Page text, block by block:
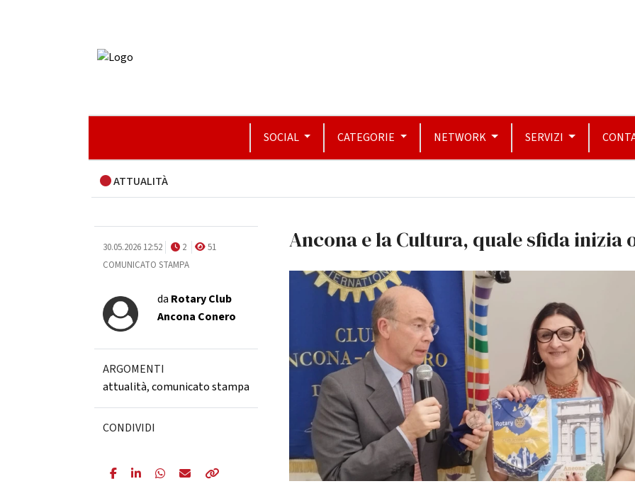
SOCIAL CATEGORIE NETWORK SERVIZI
ATTUALITÀ
30.05.2026 12:52 2
51
COMUNICATO STAMPA
da Rotary Club
Ancona Conero
ARGOMENTI
attualità,comunicato stampa
CONDIVIDI
Ancona e la Cultura, quale sfida inizia